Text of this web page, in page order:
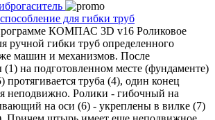
для гибки труб
КОМПАС 3D v16 Роликовое
ручной гибки труб определенного
машин и механизмов. После
(1) на подготовленном месте (фундаменте)
труба (4), один конец
неподвижно. Ролики - гибочный на
на оси (6) - укреплены в вилке (7)